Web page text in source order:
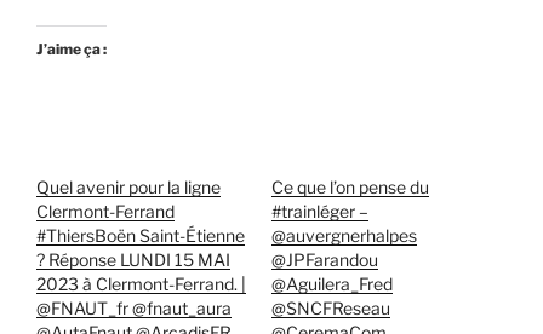
J’aime ça :
Quel avenir pour la ligne
Clermont-Ferrand
#ThiersBoën Saint-Étienne
? Réponse LUNDI 15 MAI
2023 à Clermont-Ferrand. |
@FNAUT_fr @fnaut_aura
Ce que l’on pense du
#trainléger –
@auvergnerhalpes
@JPFarandou
@Aguilera_Fred
@SNCFReseau